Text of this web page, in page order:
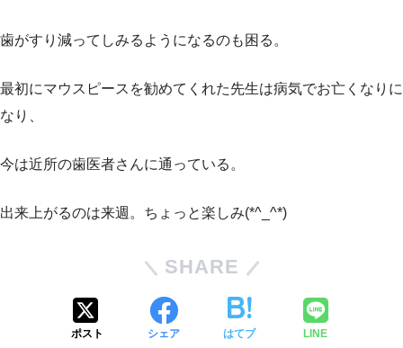
歯がすり減ってしみるようになるのも困る。
最初にマウスピースを勧めてくれた先生は病気でお亡くなりに
なり、
今は近所の歯医者さんに通っている。
出来上がるのは来週。ちょっと楽しみ(*^_^*)
SHARE
ポスト シェア はてブ LINE